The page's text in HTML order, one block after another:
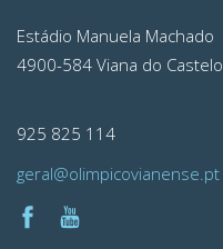
Estádio Manuela Machado
4900-584 Viana do Castelo
925 825 114
geral@olimpicovianense.pt